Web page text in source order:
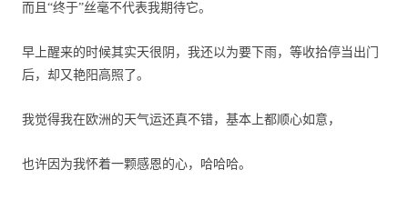
而且“终于”丝毫不代表我期待它。
早上醒来的时候其实天很阴，我还以为要下雨，等收拾停当出门
后，却又艳阳高照了。
我觉得我在欧洲的天气运还真不错，基本上都顺心如意，
也许因为我怀着一颗感恩的心，哈哈哈。